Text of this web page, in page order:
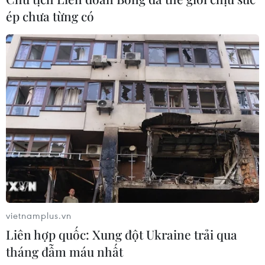
Động đất mạnh làm rung chuyển
miền Nam Philippines
05/08/2026 05:29
Điểm hẹn ngắm băng trôi và cá voi ở
05/08/2026 01:08
Mưa lũ, sạt lở tại Sri Lanka khiến 5
người thiệt mạng
04/08/2026 23:09
ép chưa từng có
vietnamplus.vn
Liên hợp quốc: Xung đột Ukraine trải qua
tháng đẫm máu nhất